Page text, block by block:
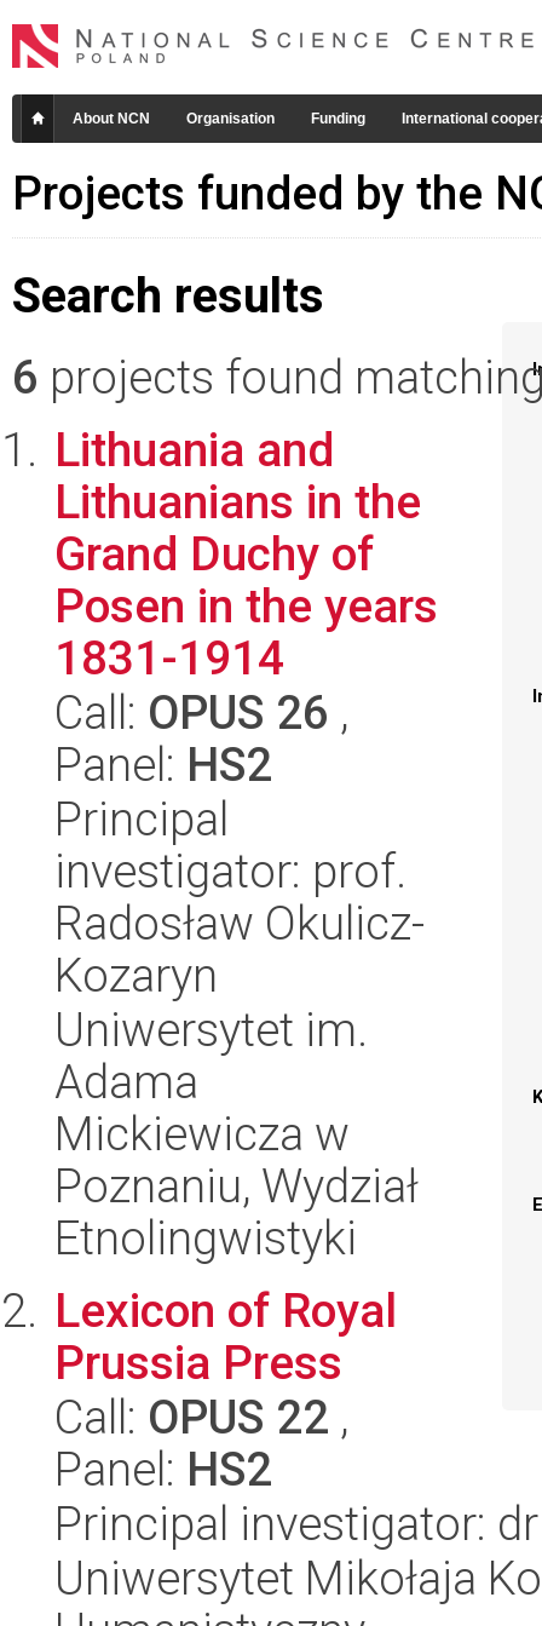
About NCN Organisation Funding International
Projects funded by the
Search results
6 projects found
Lithuania and
Lithuanians in the
Grand Duchy of
Posen in the years
1831-1914
Call: OPUS 26 ,
Panel: HS2
Principal
investigator: prof.
Radosław Okulicz-
Kozaryn
Uniwersytet im.
Adama
Mickiewicza w
Poznaniu, Wydział
Etnolingwistyki
Lexicon of Royal
Prussia Press
Call: OPUS 22 ,
Panel: HS2
Principal investigator:
Uniwersytet Mikołaja